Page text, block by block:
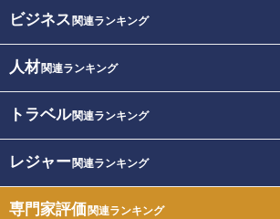
ビジネス 関連ランキング
人材関連ランキング
トラベル関連ランキング
レジャー関連ランキング
専門家評価関連ランキング